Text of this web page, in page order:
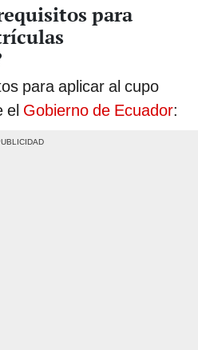
para
para aplicar al cupo
el Gobierno de Ecuador: